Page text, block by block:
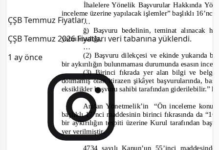
ÇŞB Temmuz Fiyatları
ÇŞB Temmuz 2026 Fiyatları veri tabanına yüklendi.
1 ay önce
İhalelere Yönelik Başvurular Hakkında
inceleme üzerine yapılacak işlemler” başlıklı 16’ncı
…
ğ) Başvuru bedelinin, teminat alınacak
yatırılmadığı,
…
(2) Başvuru dilekçesi ve ekinde yukarıda
bir aykırılığın bulunmaması durumunda esasın
(3) Birinci fıkrada yer alan bilgi ve
dolmamış olan itirazen şikâyet başvurularında,
eksiklikler başvuru sahibi tarafından giderilebilir.”
Anılan Yönetmelik’in
“Ön inceleme
başlıklı 17’nci maddesinin birinci fıkrasında da “16
bir aykırılığın tespiti üzerine Kurul tarafından
yer verilmiştir.
4734 sayılı Kanun’un 55’inci